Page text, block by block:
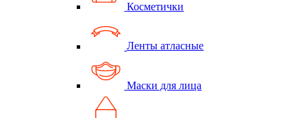
Косметички
Ленты атласные
Маски для лица